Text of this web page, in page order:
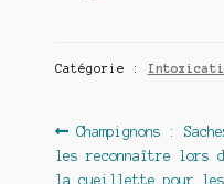
Catégorie :
Navigation
de
Article
précédent :
Champignons :
les reconnaître lors
la cueillette pour les